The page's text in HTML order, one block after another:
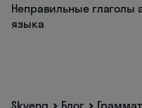
Неправильные глаголы
языка